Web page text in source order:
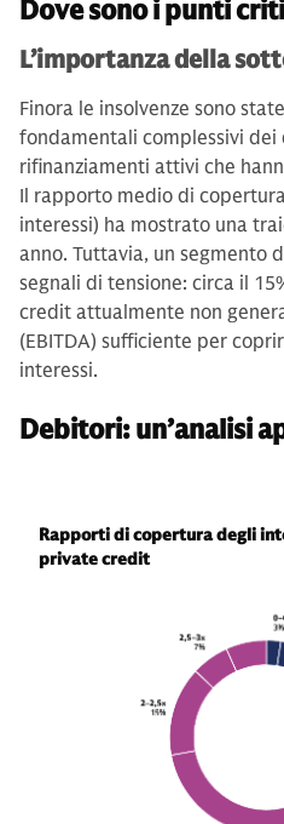
Dove sono i punti
L’importanza della
Finora le insolvenze sono
fondamentali complessivi dei
rifinanziamenti attivi che
Il rapporto medio di
interessi) ha mostrato una
anno. Tuttavia, un segmento
segnali di tensione: circa il
credit attualmente non
(EBITDA) sufficiente per
interessi.
Debitori: un’analisi
Rapporti di copertura degli
private credit